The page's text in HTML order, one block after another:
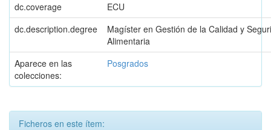
dc.coverage
ECU
dc.description.degree
Magíster en Gestión de la Calidad y
Alimentaria
Aparece en las
colecciones:
Posgrados
Ficheros en este ítem: